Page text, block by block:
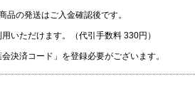
の発送はご入金確認後です。
いただけます。（代引手数料 330円）
決済コード」を登録必要がございます。